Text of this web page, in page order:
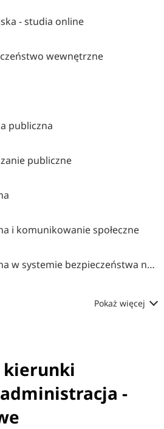
- studia online
wewnętrzne
publiczna
publiczne
i komunikowanie społeczne
Administracja publiczna w systemie bezpieczeństwa narodowego
Pokaż więcej
kierunki
-